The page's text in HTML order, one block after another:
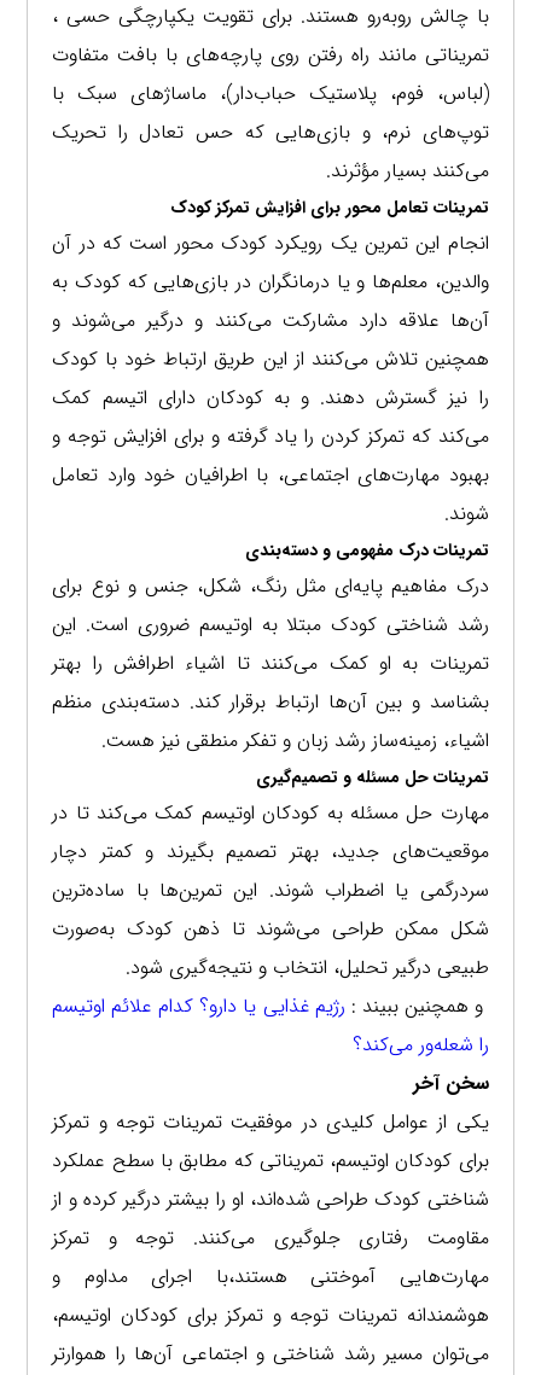
با چالش روبه‌رو هستند. برای تقویت یکپارچگی حسی ،
تمریناتی مانند راه رفتن روی پارچه‌های با بافت متفاوت
(لباس، فوم، پلاستیک حباب‌دار)، ماساژهای سبک با
توپ‌های نرم، و بازی‌هایی که حس تعادل را تحریک
می‌کنند بسیار مؤثرند.
تمرینات تعامل محور برای افزایش تمرکز کودک
انجام این تمرین یک رویکرد کودک محور است که در آن
والدین، معلم‌ها و یا درمانگران در بازی‌هایی که کودک به
آن‌ها علاقه دارد مشارکت می‌کنند و درگیر می‌شوند و
همچنین تلاش می‌کنند از این طریق ارتباط خود با کودک
را نیز گسترش دهند. و به کودکان دارای اتیسم کمک
می‌کند که تمرکز کردن را یاد گرفته و برای افزایش توجه و
بهبود مهارت‌های اجتماعی، با اطرافیان خود وارد تعامل
شوند.
تمرینات درک مفهومی و دسته‌بندی
درک مفاهیم پایه‌ای مثل رنگ، شکل، جنس و نوع برای
رشد شناختی کودک مبتلا به اوتیسم ضروری است. این
تمرینات به او کمک می‌کنند تا اشیاء اطرافش را بهتر
بشناسد و بین آن‌ها ارتباط برقرار کند. دسته‌بندی منظم
اشیاء، زمینه‌ساز رشد زبان و تفکر منطقی نیز هست.
تمرینات حل مسئله و تصمیم‌گیری
مهارت حل مسئله به کودکان اوتیسم کمک می‌کند تا در
موقعیت‌های جدید، بهتر تصمیم بگیرند و کمتر دچار
سردرگمی یا اضطراب شوند. این تمرین‌ها با ساده‌ترین
شکل ممکن طراحی می‌شوند تا ذهن کودک به‌صورت
طبیعی درگیر تحلیل، انتخاب و نتیجه‌گیری شود.
و همچنین ببیند : رژیم غذایی یا دارو؟ کدام علائم اوتیسم
را شعله‌ور می‌کند؟
سخن آخر
یکی از عوامل کلیدی در موفقیت تمرینات توجه و تمرکز
برای کودکان اوتیسم، تمریناتی که مطابق با سطح عملکرد
شناختی کودک طراحی شده‌اند، او را بیشتر درگیر کرده و از
مقاومت رفتاری جلوگیری می‌کنند. توجه و تمرکز
مهارت‌هایی آموختنی هستند،با اجرای مداوم و
هوشمندانه تمرینات توجه و تمرکز برای کودکان اوتیسم،
می‌توان مسیر رشد شناختی و اجتماعی آن‌ها را هموارتر